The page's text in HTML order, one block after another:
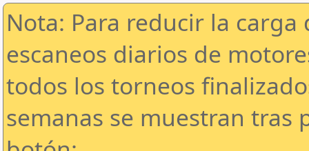
Nota: Para reducir la
escaneos diarios de
todos los torneos
semanas se muestran tras